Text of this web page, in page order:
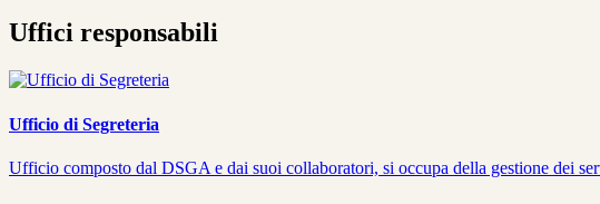
Uffici responsabili
Ufficio di Segreteria
Ufficio composto dal DSGA e dai suoi collaboratori, si occupa della gestione dei